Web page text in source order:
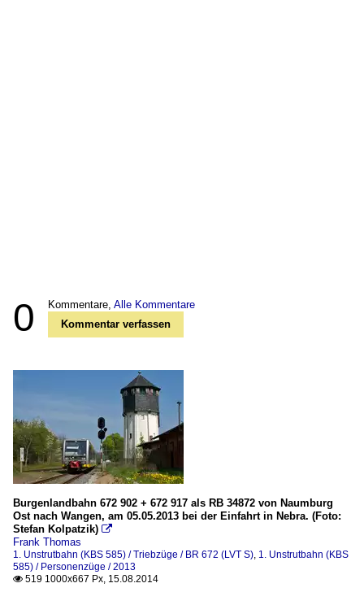
0 Kommentare, Alle Kommentare
Kommentar verfassen
Burgenlandbahn 672 902 + 672 917 als RB 34872 von Naumburg
Ost nach Wangen, am 05.05.2013 bei der Einfahrt in Nebra. (Foto:
Stefan Kolpatzik) 
Frank Thomas
1. Unstrutbahn (KBS 585) / Triebzüge / BR 672 (LVT S), 1. Unstrutbahn (KBS
585) / Personenzüge / 2013
 519 1000x667 Px, 15.08.2014